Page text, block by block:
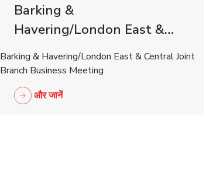
Barking &
Havering/London East &
Central Joint Branch
Business Meeting
Barking & Havering/London East & Central Joint
Branch Business Meeting
और जानें